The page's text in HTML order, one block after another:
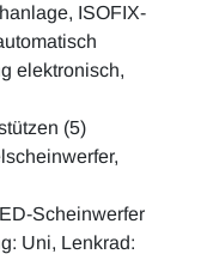
ISOFIX-
elektronisch,
(5)
Scheinwerfer
Uni, Lenkrad: